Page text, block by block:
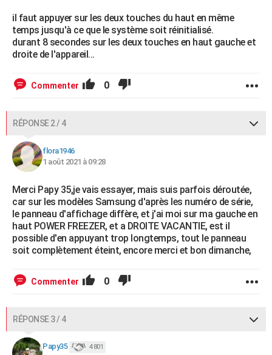
il faut appuyer sur les deux touches du haut en même
temps jusqu'à ce que le système soit réinitialisé.
durant 8 secondes sur les deux touches en haut gauche et
droite de l'appareil...
Commenter 0
RÉPONSE 2 / 4
flora1946
1 août 2021 à 09:28
Merci Papy 35,je vais essayer, mais suis parfois déroutée,
car sur les modèles Samsung d'après les numéro de série,
le panneau d'affichage diffère, et j'ai moi sur ma gauche en
haut POWER FREEZER, et a DROITE VACANTIE, est il
possible d'en appuyant trop longtemps, tout le panneau
soit complètement éteint, encore merci et bon dimanche,
Commenter 0
RÉPONSE 3 / 4
Papy35 4 801